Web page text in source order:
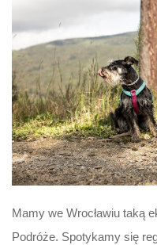
Mamy we Wrocławiu taką
Podróże. Spotykamy się